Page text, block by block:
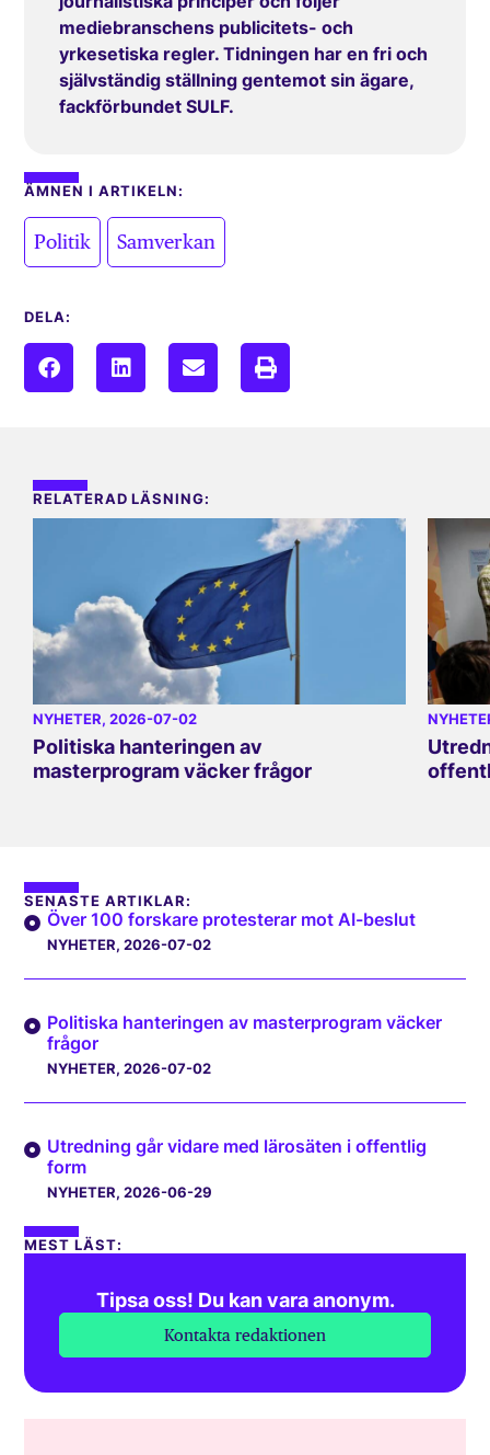
mediebranschens publicitets- och
yrkesetiska regler. Tidningen har en fri och
självständig ställning gentemot sin ägare,
fackförbundet SULF.
ÄMNEN I ARTIKELN:
Politik Samverkan
DELA:
RELATERAD LÄSNING:
NYHETER, 2026-07-02
Politiska hanteringen av
masterprogram väcker frågor
SENASTE ARTIKLAR:
Över 100 forskare protesterar mot AI-beslut
NYHETER, 2026-07-02
Politiska hanteringen av masterprogram väcker
frågor
NYHETER, 2026-07-02
Utredning går vidare med lärosäten i offentlig
form
NYHETER, 2026-06-29
MEST LÄST:
Tipsa oss! Du kan vara anonym.
Kontakta redaktionen